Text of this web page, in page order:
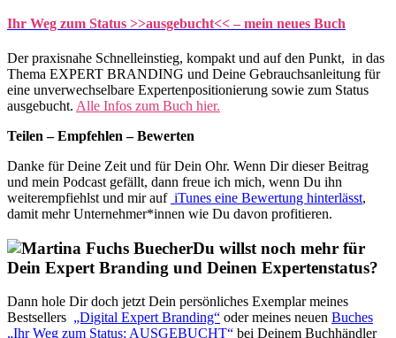
Ihr Weg zum Status >>ausgebucht<< – mein neues Buch
Der praxisnahe Schnelleinstieg, kompakt und auf den Punkt, in das
Thema EXPERT BRANDING und Deine Gebrauchsanleitung für
eine unverwechselbare Expertenpositionierung sowie zum Status
ausgebucht. Alle Infos zum Buch hier.
Teilen – Empfehlen – Bewerten
Danke für Deine Zeit und für Dein Ohr. Wenn Dir dieser Beitrag
und mein Podcast gefällt, dann freue ich mich, wenn Du ihn
weiterempfiehlst und mir auf iTunes eine Bewertung hinterlässt,
damit mehr Unternehmer*innen wie Du davon profitieren.
Du willst noch mehr für
Dein Expert Branding und Deinen Expertenstatus?
Dann hole Dir doch jetzt Dein persönliches Exemplar meines
Bestsellers „Digital Expert Branding“ oder meines neuen Buches
„Ihr Weg zum Status: AUSGEBUCHT“ bei Deinem Buchhändler